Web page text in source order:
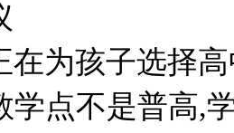
为孩子选择高
学点不是普高,